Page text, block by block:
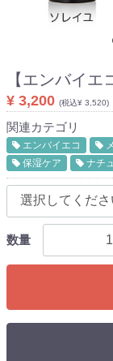
【エンバイエ
¥ 3,200 (税込¥ 3,520)
関連カテゴリ
エンバイエコ
保湿ケア
ナチ
数量